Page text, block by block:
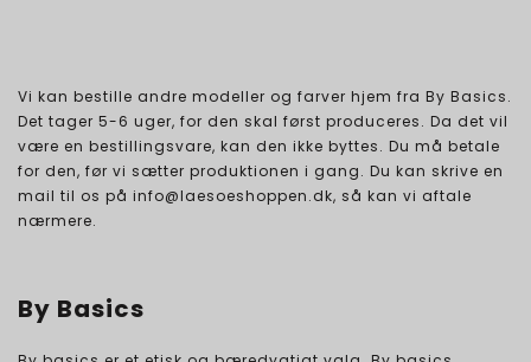
Vi kan bestille andre modeller og farver hjem fra By Basics.
Det tager 5-6 uger, for den skal først produceres. Da det vil
være en bestillingsvare, kan den ikke byttes. Du må betale
for den, før vi sætter produktionen i gang. Du kan skrive en
mail til os på info@laesoeshoppen.dk, så kan vi aftale
nærmere.
By Basics